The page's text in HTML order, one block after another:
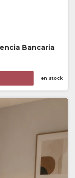
Bancaria
en stock